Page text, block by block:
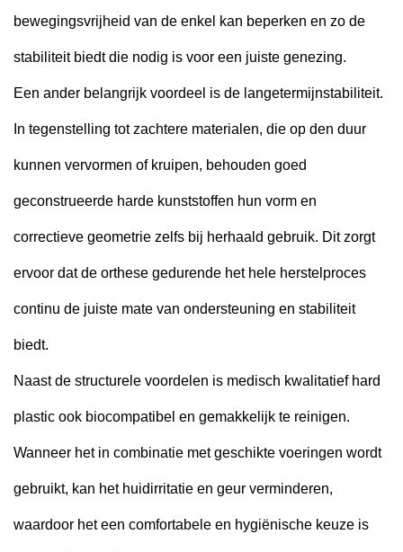
bewegingsvrijheid van de enkel kan beperken en zo de
stabiliteit biedt die nodig is voor een juiste genezing.
Een ander belangrijk voordeel is de langetermijnstabiliteit.
In tegenstelling tot zachtere materialen, die op den duur
kunnen vervormen of kruipen, behouden goed
geconstrueerde harde kunststoffen hun vorm en
correctieve geometrie zelfs bij herhaald gebruik. Dit zorgt
ervoor dat de orthese gedurende het hele herstelproces
continu de juiste mate van ondersteuning en stabiliteit
biedt.
Naast de structurele voordelen is medisch kwalitatief hard
plastic ook biocompatibel en gemakkelijk te reinigen.
Wanneer het in combinatie met geschikte voeringen wordt
gebruikt, kan het huidirritatie en geur verminderen,
waardoor het een comfortabele en hygiënische keuze is